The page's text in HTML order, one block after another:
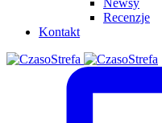
Newsy
Recenzje
Kontakt